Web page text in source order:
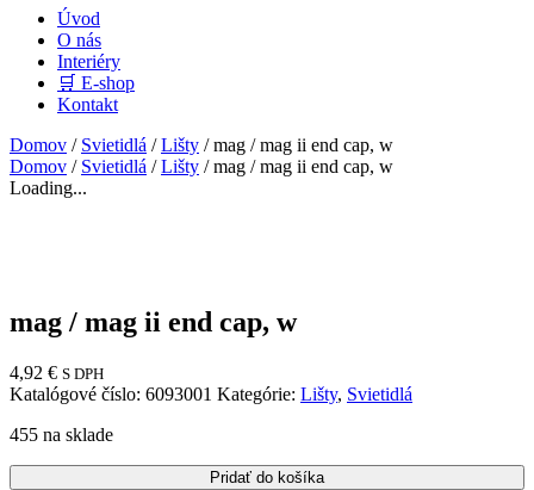
Úvod
O nás
Interiéry
🛒 E-shop
Kontakt
Domov / Svietidlá /Lišty / mag / mag ii end cap, w
Domov / Svietidlá /Lišty / mag / mag ii end cap, w
Loading...
mag / mag ii end cap, w
4,92 € S DPH
Katalógové číslo: 6093001 Kategórie: Lišty, Svietidlá
455 na sklade
Pridať do košíka